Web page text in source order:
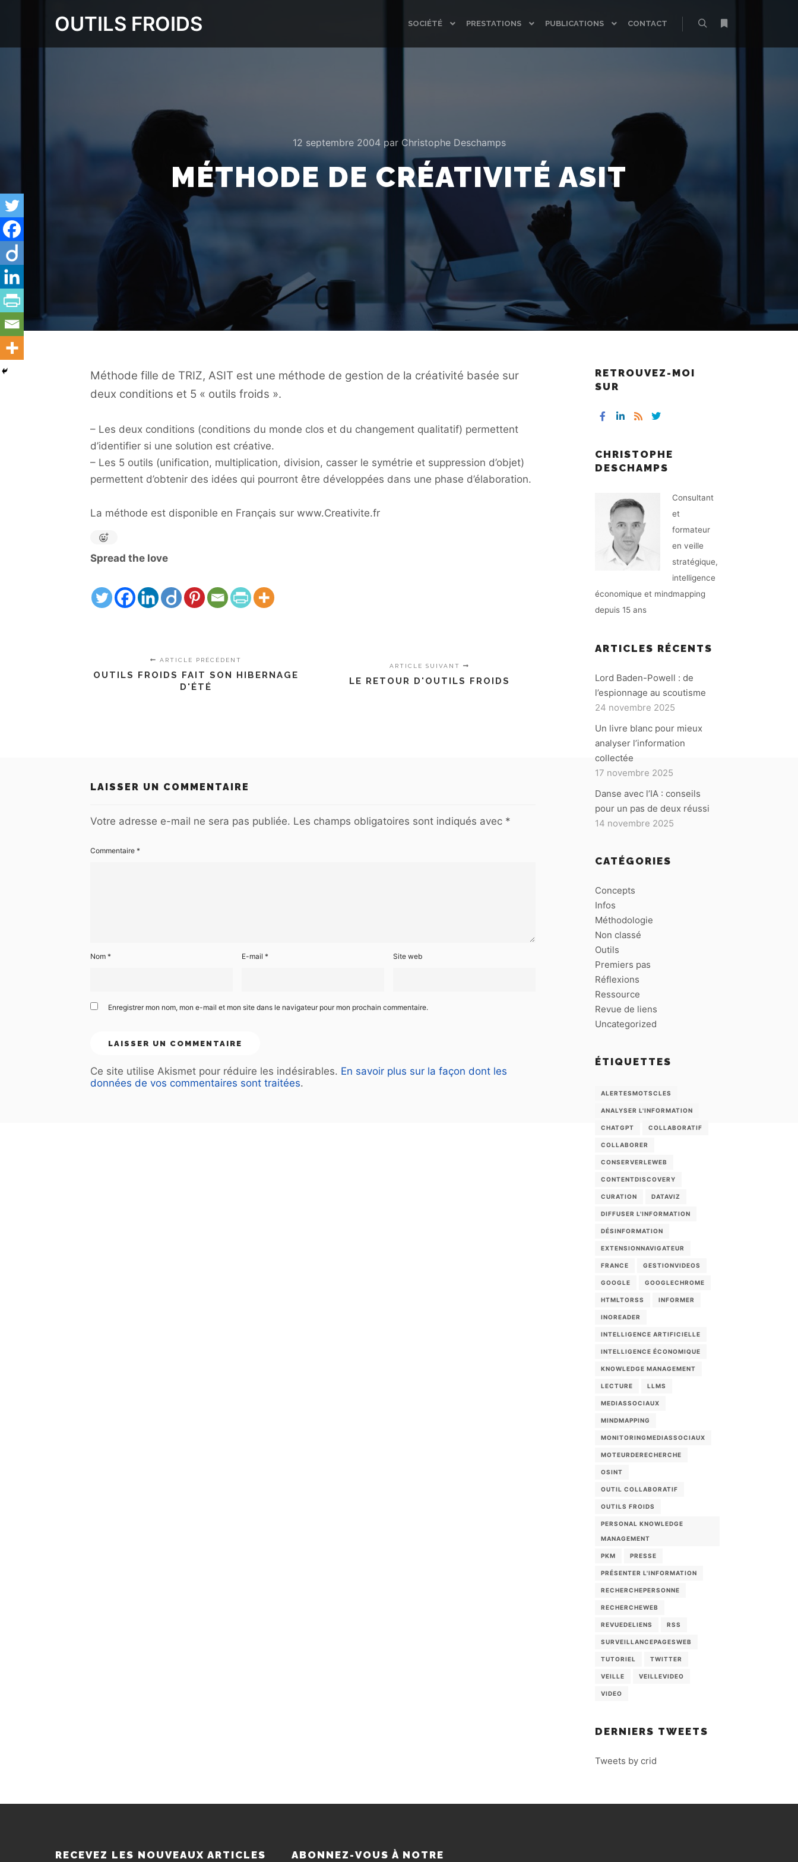
OUTILS FROIDS SOCIÉTÉ PRESTATIONS PUBLICATIONS
CONTACT
12 septembre 2004par Christophe Deschamps
MÉTHODE DE CRÉATIVITÉ ASIT
Méthode fille de TRIZ, ASIT est une méthode de gestion de la créativité basée sur
deux conditions et 5 « outils froids ».
– Les deux conditions (conditions du monde clos et du changement qualitatif) permettent
d’identifier si une solution est créative.
– Les 5 outils (unification, multiplication, division, casser le symétrie et suppression d’objet)
permettent d’obtenir des idées qui pourront être développées dans une phase d’élaboration.
La méthode est disponible en Français sur www.Creativite.fr
Spread the love
ARTICLE PRÉCÉDENT
OUTILS FROIDS FAIT SON HIBERNAGE
D'ÉTÉ
ARTICLE SUIVANT
LE RETOUR D'OUTILS FROIDS
LAISSER UN COMMENTAIRE
Votre adresse e-mail ne sera pas publiée. Les champs obligatoires sont indiqués avec *
Commentaire *
Nom * E-mail * Site web
Enregistrer mon nom, mon e-mail et mon site dans le navigateur pour mon prochain commentaire.
Ce site utilise Akismet pour réduire les indésirables. En savoir plus sur la façon dont les
données de vos commentaires sont traitées.
RETROUVEZ-MOI
SUR
CHRISTOPHE
DESCHAMPS
Consultant
et
formateur
en veille
stratégique,
intelligence
économique et mindmapping
depuis 15 ans
ARTICLES RÉCENTS
Lord Baden-Powell : de
l’espionnage au scoutisme
24 novembre 2025
Un livre blanc pour mieux
analyser l’information
collectée
17 novembre 2025
Danse avec l’IA : conseils
pour un pas de deux réussi
14 novembre 2025
CATÉGORIES
Concepts
Infos
Méthodologie
Non classé
Outils
Premiers pas
Réflexions
Ressource
Revue de liens
Uncategorized
ÉTIQUETTES
ALERTESMOTSCLES
ANALYSER L'INFORMATION
CHATGPT COLLABORATIF
COLLABORER
CONSERVERLEWEB
CONTENTDISCOVERY
CURATION DATAVIZ
DIFFUSER L'INFORMATION
DÉSINFORMATION
EXTENSIONNAVIGATEUR
FRANCE GESTIONVIDEOS
GOOGLE GOOGLECHROME
HTMLTORSS INFORMER
INOREADER
INTELLIGENCE ARTIFICIELLE
INTELLIGENCE ÉCONOMIQUE
KNOWLEDGE MANAGEMENT
LECTURE LLMS
MEDIASSOCIAUX
MINDMAPPING
MONITORINGMEDIASSOCIAUX
MOTEURDERECHERCHE
OSINT
OUTIL COLLABORATIF
OUTILS FROIDS
PERSONAL KNOWLEDGE
MANAGEMENT
PKM PRESSE
PRÉSENTER L'INFORMATION
RECHERCHEPERSONNE
RECHERCHEWEB
REVUEDELIENS RSS
SURVEILLANCEPAGESWEB
TUTORIEL TWITTER
VEILLE VEILLEVIDEO
VIDEO
DERNIERS TWEETS
Tweets by crid
RECEVEZ LES NOUVEAUX ARTICLES ABONNEZ-VOUS À NOTRE